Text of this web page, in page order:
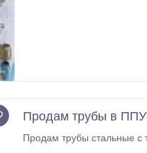
Продам трубы в
Продам трубы стальные с